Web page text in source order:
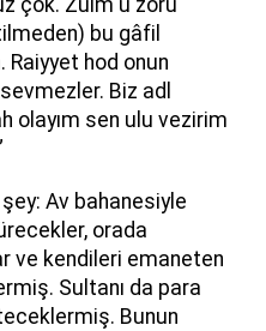
bu gâfil
Raiyyet hod onun
Biz adl
olayım sen ulu vezirim
Av bahanesiyle
orada
ve kendileri emaneten
Sultanı da para
Bunun